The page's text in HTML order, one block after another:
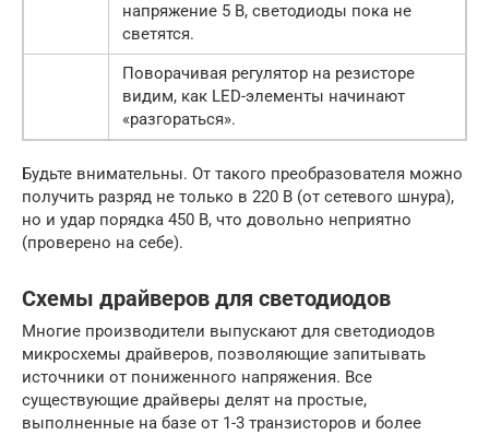
напряжение 5 В, светодиоды пока не
светятся.
Поворачивая регулятор на резисторе
видим, как LED-элементы начинают
«разгораться».
Будьте внимательны. От такого преобразователя можно
получить разряд не только в 220 В (от сетевого шнура),
но и удар порядка 450 В, что довольно неприятно
(проверено на себе).
Схемы драйверов для светодиодов
Многие производители выпускают для светодиодов
микросхемы драйверов, позволяющие запитывать
источники от пониженного напряжения. Все
существующие драйверы делят на простые,
выполненные на базе от 1-3 транзисторов и более